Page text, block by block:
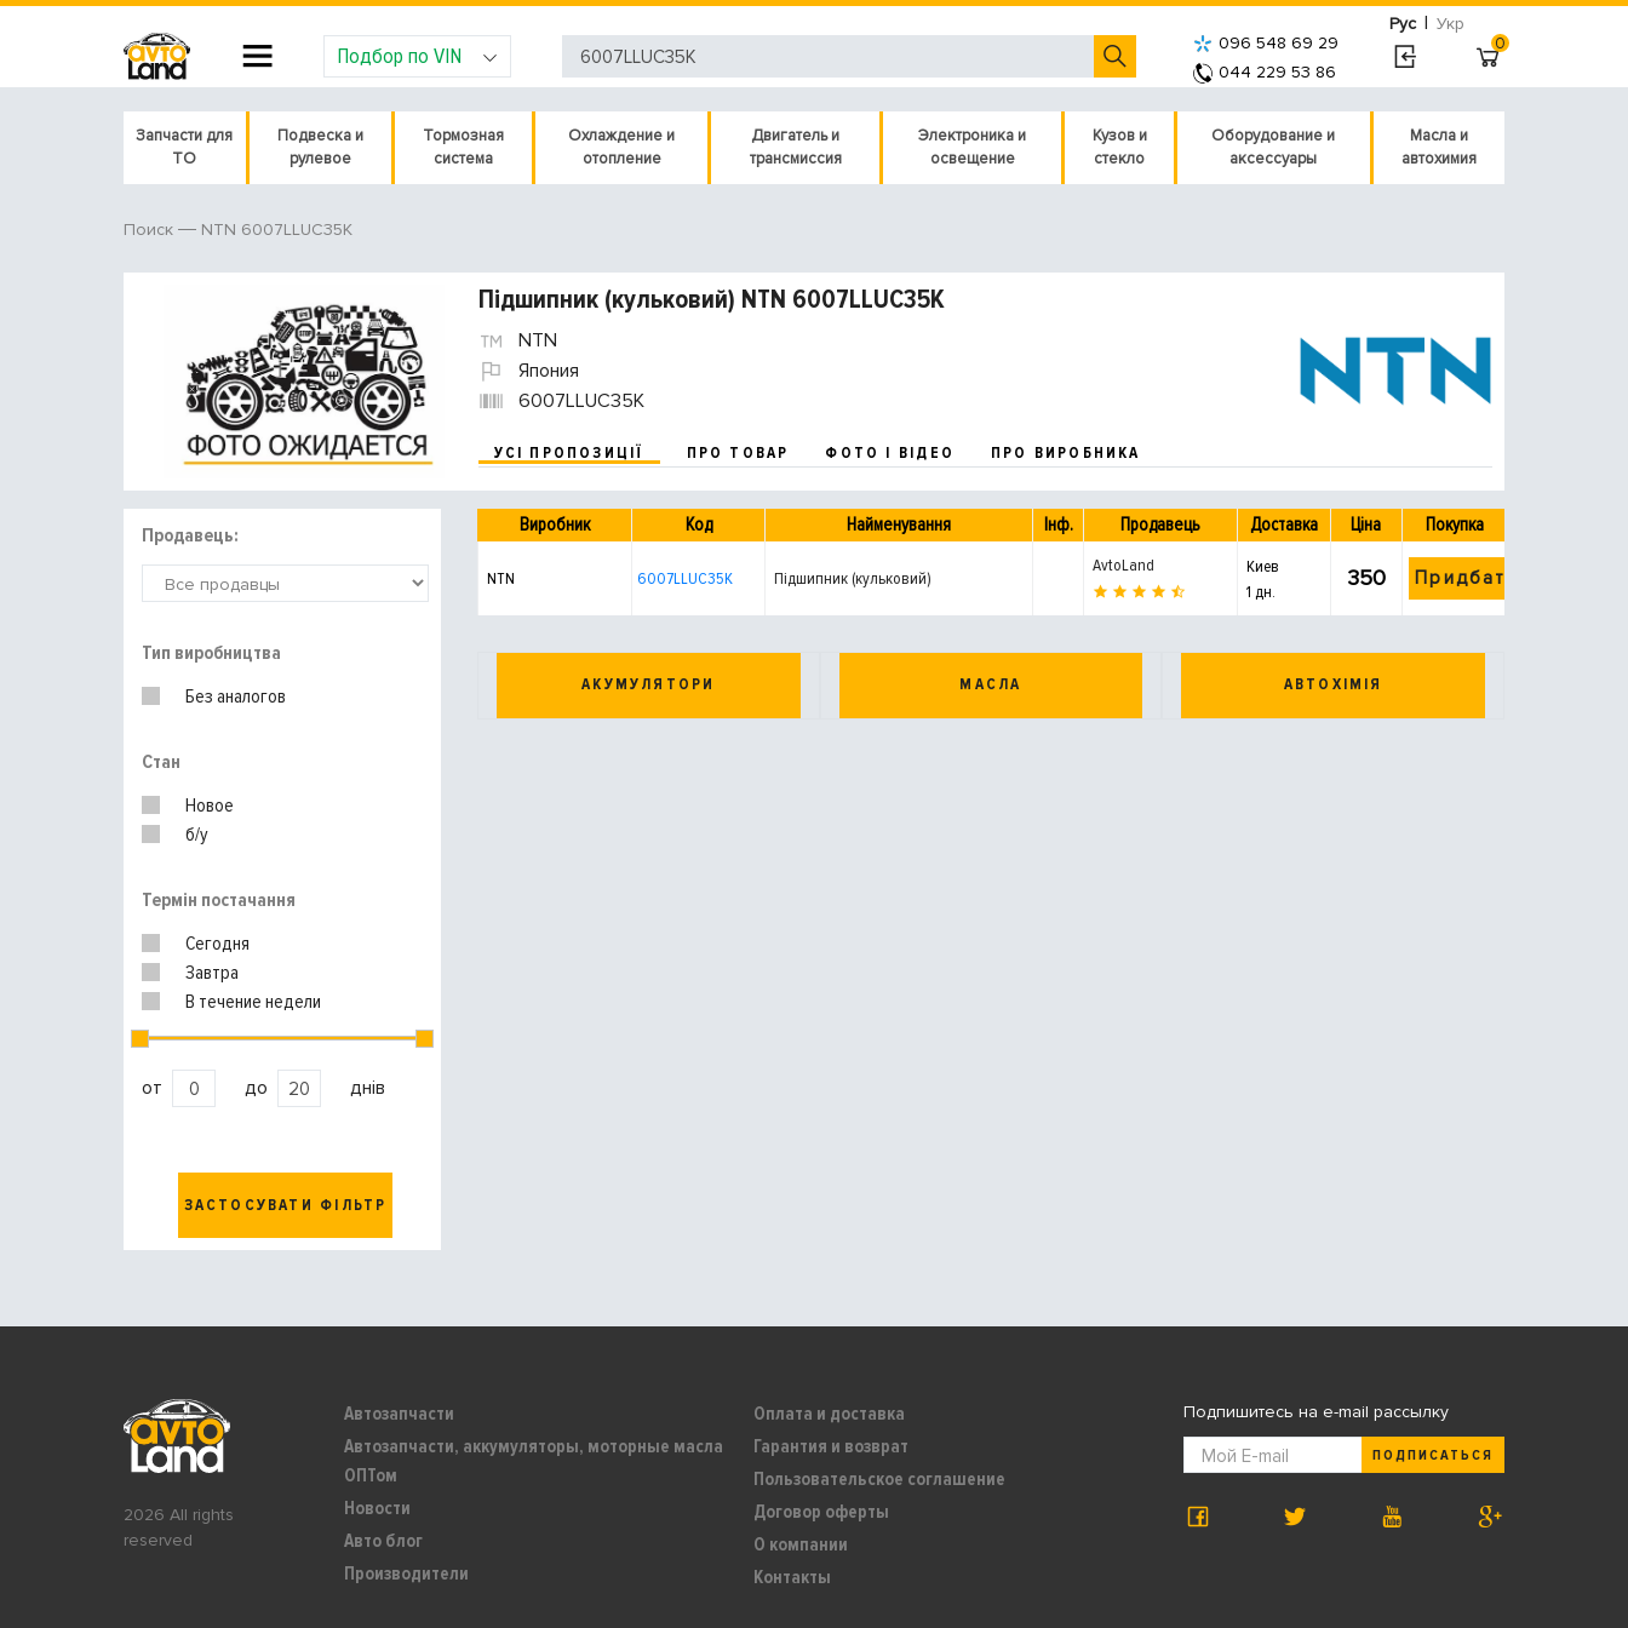
Рус | Укр
Подбор по VIN
096 548 69 29
044 229 53 86
0
Запчасти для
ТО
Подвеска и
рулевое
Тормозная
система
Охлаждение и
отопление
Двигатель и
трансмиссия
Электроника и
освещение
Кузов и
стекло
Оборудование и
аксессуары
Масла и
автохимия
Поиск NTN 6007LLUC35K
Підшипник (кульковий) NTN 6007LLUC35K
NTN
Япония
6007LLUC35K
УСІ ПРОПОЗИЦІЇ ПРО ТОВАР ФОТО І ВІДЕО ПРО ВИРОБНИКА
Продавець:
Тип виробництва
Без аналогов
Стан
Новое
б/у
Термін постачання
Сегодня
Завтра
В течение недели
от до днів
ЗАСТОСУВАТИ ФІЛЬТР
Виробник Код Найменування Інф. Продавець Доставка Ціна Покупка
NTN 6007LLUC35K Підшипник (кульковий)
AvtoLand
Киев
1 дн.
350 Придбати
АКУМУЛЯТОРИ МАСЛА АВТОХІМІЯ
2026 All rights
reserved
Автозапчасти
Автозапчасти, аккумуляторы, моторные масла
ОПТом
Новости
Авто блог
Производители
Оплата и доставка
Гарантия и возврат
Пользовательское соглашение
Договор оферты
О компании
Контакты
Подпишитесь на e-mail рассылку
ПОДПИСАТЬСЯ